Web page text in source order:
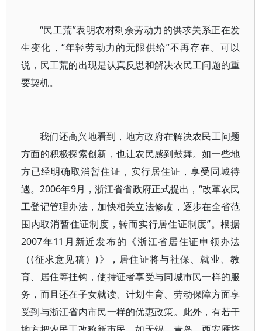
“民工荒”表明农村剩余劳动力的供求关系正在发
生变化，“年轻劳动力的无限供给”不再存在。可以
说，民工荒的出现是认真反思和解决农民工问题的重
要契机。
我们还高兴地看到，地方政府在解决农民工问题
方面的积极探索创新，也让农民感到鼓舞。如一些地
方已经明确取消暂住证，实行居住证，享受同城待
遇。2006年9月，浙江省省政府正式提出，“改革农民
工登记管理办法，加快相关立法修改，逐步在全省范
围内取消暂住证制度，转而实行居住证制度”。根据
2007年11月新近发布的《浙江省居住证申领办法
（(征求意见稿）)》，居住证将与社保、就业、教
育、居住等挂钩，使持证者享受与同城市民一样的服
务，而且还在子女就读、计划生育、劳动保障方面享
受到与浙江省内市民一样的优惠政策。此外，有若干